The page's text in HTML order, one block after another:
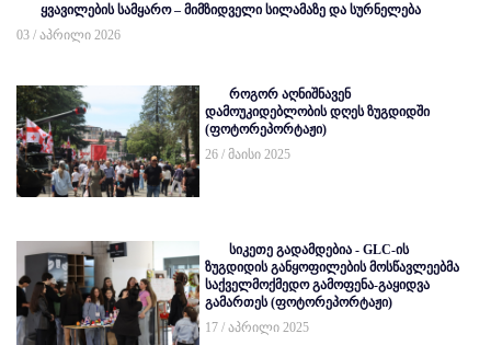
ყვავილების სამყარო – მიმზიდველი სილამაზე და სურნელება
03 / აპრილი 2026
როგორ აღნიშნავენ
დამოუკიდებლობის დღეს ზუგდიდში
(ფოტორეპორტაჟი)
26 / მაისი 2025
სიკეთე გადამდებია - GLC-ის
ზუგდიდის განყოფილების მოსწავლეებმა
საქველმოქმედო გამოფენა-გაყიდვა
გამართეს (ფოტორეპორტაჟი)
17 / აპრილი 2025